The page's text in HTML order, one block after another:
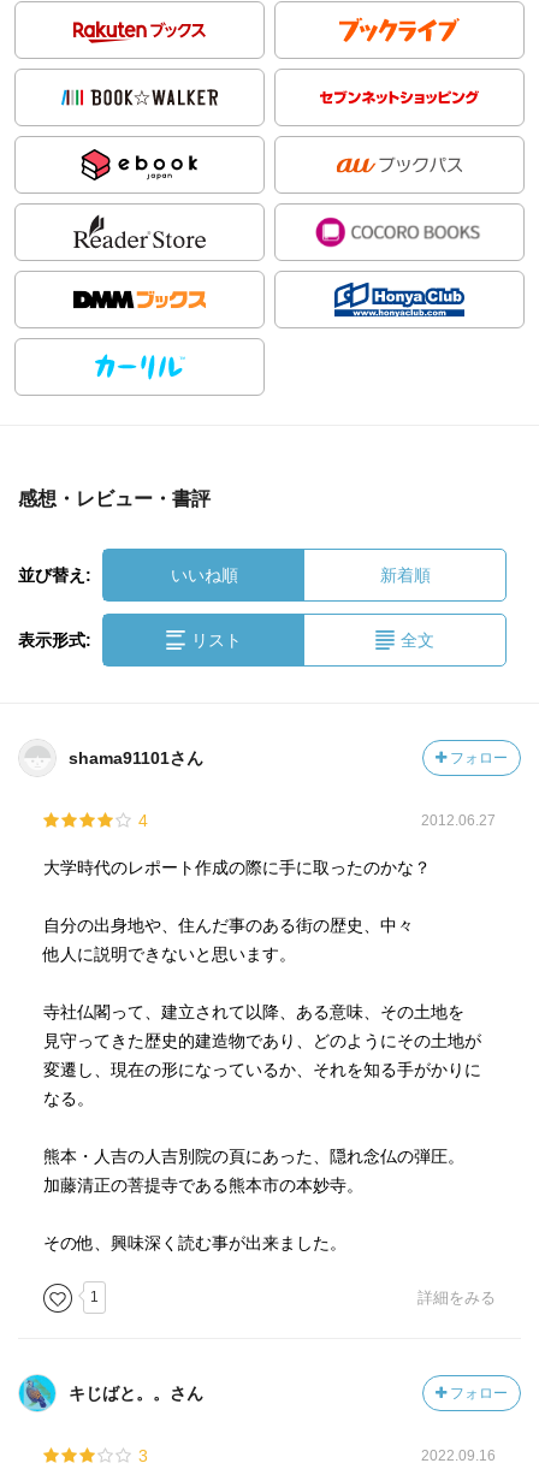
感想・レビュー・書評
並び替え: いいね順 新着順
表示形式: リスト 全文
shama91101さん フォロー
4 2012.06.27
大学時代のレポート作成の際に手に取ったのかな？
自分の出身地や、住んだ事のある街の歴史、中々
他人に説明できないと思います。
寺社仏閣って、建立されて以降、ある意味、その土地を
見守ってきた歴史的建造物であり、どのようにその土地が
変遷し、現在の形になっているか、それを知る手がかりに
なる。
熊本・人吉の人吉別院の頁にあった、隠れ念仏の弾圧。
加藤清正の菩提寺である熊本市の本妙寺。
その他、興味深く読む事が出来ました。
1 詳細をみる
キじばと。。さん フォロー
3 2022.09.16